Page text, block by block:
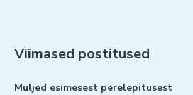
Viimased postitused
Muljed esimesest perelepitusest